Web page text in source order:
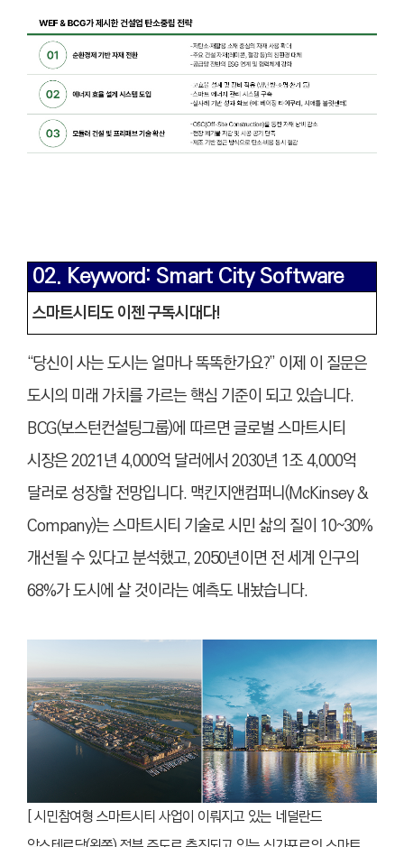
02. Keyword: Smart City Software
스마트시티도 이젠 구독시대다!
“당신이 사는 도시는 얼마나 똑똑한가요?” 이제 이 질문은
도시의 미래 가치를 가르는 핵심 기준이 되고 있습니다.
BCG(보스턴컨설팅그룹)에 따르면 글로벌 스마트시티
시장은 2021년 4,000억 달러에서 2030년 1조 4,000억
달러로 성장할 전망입니다. 맥킨지앤컴퍼니(McKinsey &
Company)는 스마트시티 기술로 시민 삶의 질이 10~30%
개선될 수 있다고 분석했고, 2050년이면 전 세계 인구의
68%가 도시에 살 것이라는 예측도 내놨습니다.
[ 시민참여형 스마트시티 사업이 이뤄지고 있는 네덜란드